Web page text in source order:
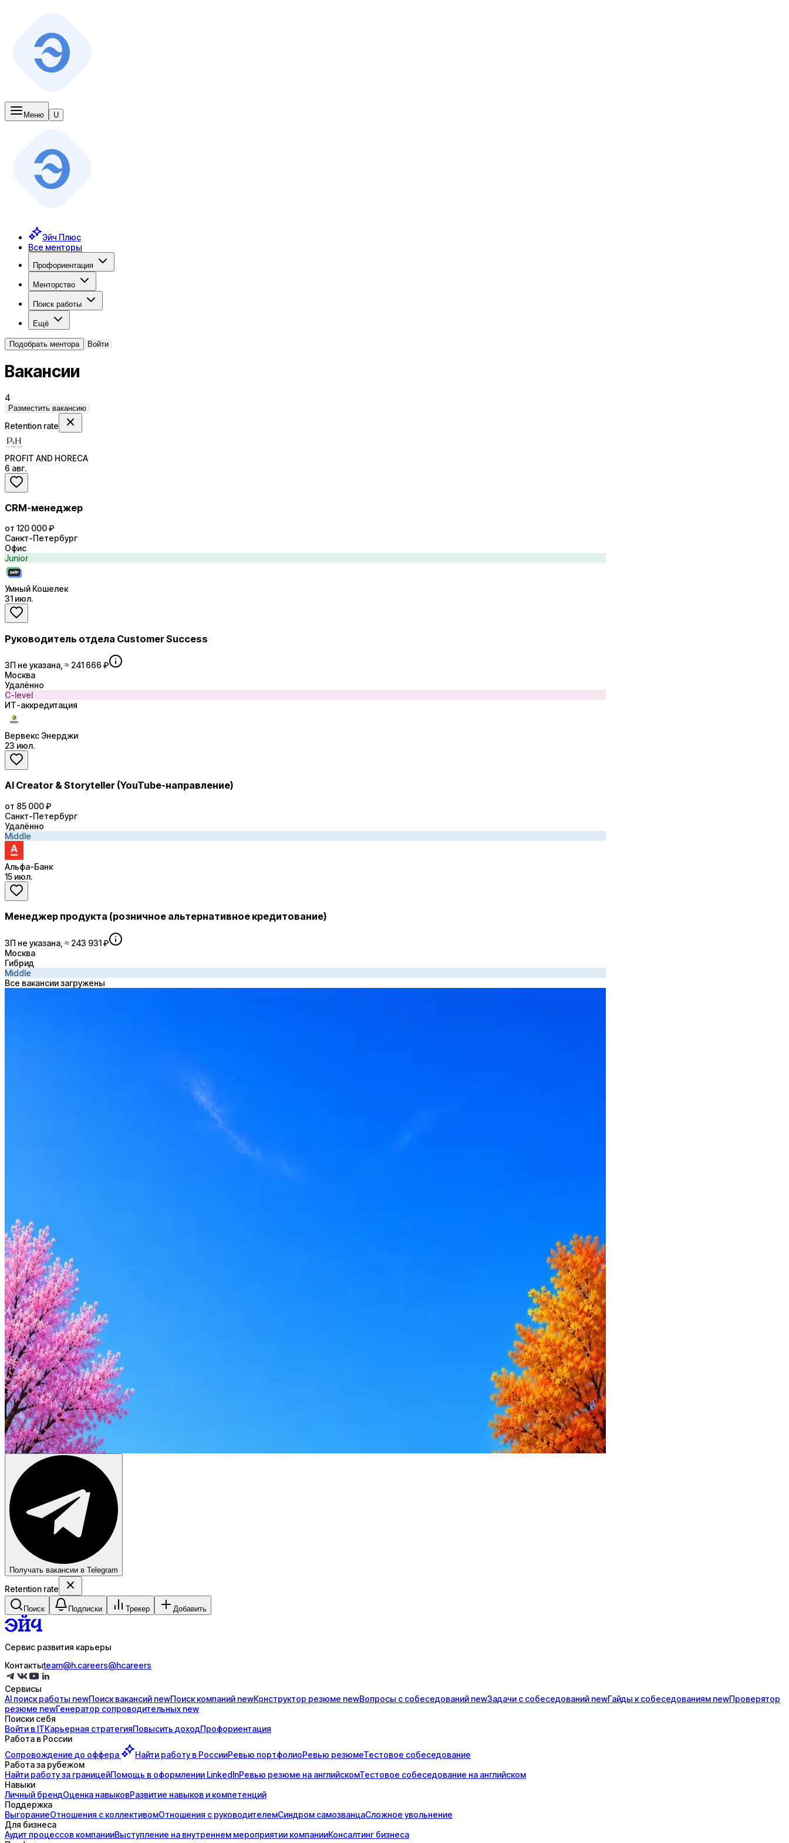
Меню U
Эйч Плюс
Все менторы
Профориентация
Менторство
Поиск работы
Ещё
Подобрать ментора Войти
Вакансии
4
Разместить вакансию
Retention rate
PROFIT AND HORECA
6 авг.
CRM-менеджер
от 120 000 ₽
Санкт-Петербург
Офис
Junior
Умный Кошелек
31 июл.
Руководитель отдела Customer Success
ЗП не указана, ≈ 241 666 ₽
Москва
Удалённо
C-level
ИТ-аккредитация
Вервекс Энерджи
23 июл.
AI Creator & Storyteller (YouTube-направление)
от 85 000 ₽
Санкт-Петербург
Удалённо
Middle
Альфа-Банк
15 июл.
Менеджер продукта (розничное альтернативное кредитование)
ЗП не указана, ≈ 243 931 ₽
Москва
Гибрид
Middle
Все вакансии загружены
Формат
Удалённо
Грейд
Intern
Junior Middle
Зарплата
от 50к
от 100к от 150к
Оффер быстрее с Эйч
Стратегия поиска с AI: рынки, позиции, вилка, каналы
Резюме под ATS-фильтры
Ежедневный подбор из 600+ источников
AI-адаптация отклика под вакансию
AI генерация сопроводительных писем
Купить доступ
Получать вакансии в Telegram
Retention rate
Поиск Подписки Трекер Добавить
Сервис развития карьеры
Контактыteam@h.careers@hcareers
Сервисы
AI поискработы newПоисквакансий newПоисккомпаний newКонструктор резюме newВопросы с собеседований newЗадачи с собеседований newГайды ксобеседованиям newПроверятор
резюме newГенератор сопроводительных new
Поиски себя
Войти в ITКарьерная стратегияПовысить доходПрофориентация
Работа в России
Сопровождение до оффера Найти работу в РоссииРевью портфолиоРевью резюмеТестовое собеседование
Работа за рубежом
Найти работу за границейПомощь в оформлении LinkedInРевью резюме на английскомТестовое собеседование на английском
Навыки
Личный брендОценка навыковРазвитие навыков и компетенций
Поддержка
ВыгораниеОтношения с коллективомОтношения с руководителемСиндром самозванцаСложное увольнение
Для бизнеса
Аудит процессов компанииВыступление на внутреннем мероприятии компанииКонсалтинг бизнеса